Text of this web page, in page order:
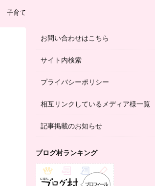
子育て
お問い合わせはこちら
サイト内検索
プライバシーポリシー
相互リンクしているメディア様一覧
記事掲載のお知らせ
ブログ村ランキング